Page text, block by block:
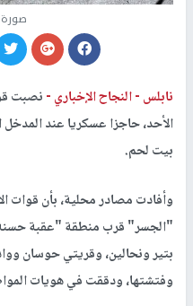
نابلس -النجاح الإخباري -نصبت
الأحد، حاجزا عسكريا عند
بيت لحم.
وأفادت مصادر محلية، بأن قوات
"الجسر" قرب منطقة "عقبة
بتير ونحالين، وقريتي حوسان
وفتشتها، ودققت في هويات